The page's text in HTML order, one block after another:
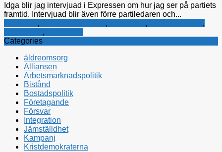
Idga blir jag intervjuad i Expressen om hur jag ser på partiets
framtid. Intervjuad blir även förre partiledaren och...
, , ,
,
,
Categories
äldreomsorg
Alliansen
Arbetsmarknadspolitik
Bistånd
Bostadspolitik
Företagande
Försvar
Integration
Jämställdhet
Kampanj
Kristdemokraterna